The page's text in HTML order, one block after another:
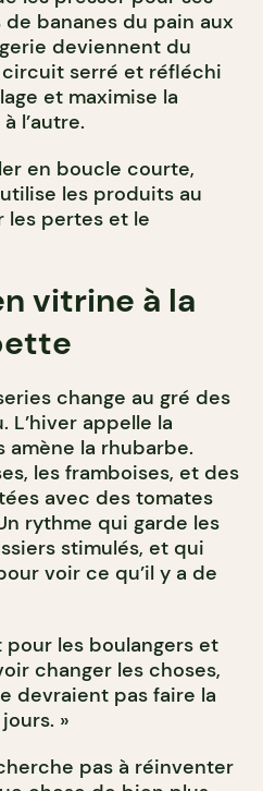
bananes du pain aux
deviennent du
circuit serré et réfléchi
et maximise la
l’autre.
en boucle courte,
les produits au
les pertes et le
vitrine à la
change au gré des
L’hiver appelle la
amène la rhubarbe.
les framboises, et des
avec des tomates
rythme qui garde les
stimulés, et qui
voir ce qu’il y a de
pour les boulangers et
changer les choses,
devraient pas faire la
»
pas à réinventer